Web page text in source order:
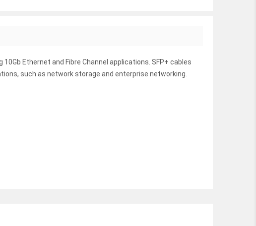
Ethernet and Fibre Channel applications. SFP+ cables
such as network storage and enterprise networking.